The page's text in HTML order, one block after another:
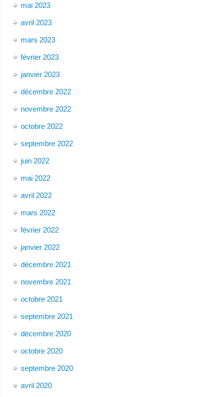
mai 2023
avril 2023
mars 2023
février 2023
janvier 2023
décembre 2022
novembre 2022
octobre 2022
septembre 2022
juin 2022
mai 2022
avril 2022
mars 2022
février 2022
janvier 2022
décembre 2021
novembre 2021
octobre 2021
septembre 2021
décembre 2020
octobre 2020
septembre 2020
avril 2020